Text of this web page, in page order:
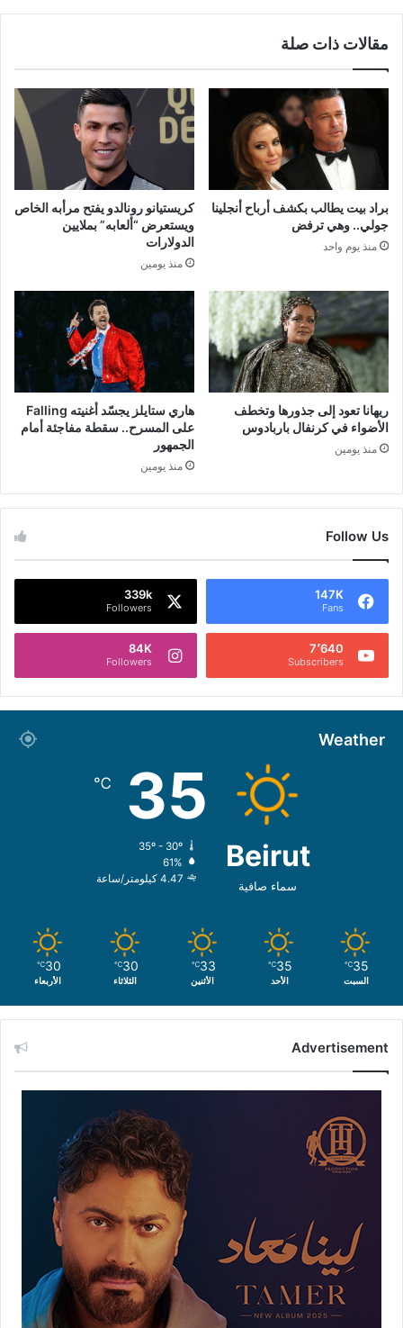
مقالات ذات صلة
براد بيت يطالب بكشف أرباح أنجلينا
جولي.. وهي ترفض
منذ يوم واحد
كريستيانو رونالدو يفتح مرأبه الخاص
ويستعرض “ألعابه” بملايين
الدولارات
منذ يومين
ريهانا تعود إلى جذورها وتخطف
الأضواء في كرنفال باربادوس
منذ يومين
هاري ستايلز يجسّد أغنيته Falling
على المسرح.. سقطة مفاجئة أمام
الجمهور
منذ يومين
Follow Us
147K
Fans
339k
Followers
7٬640
Subscribers
84K
Followers
Weather
Beirut
سماء صافية
35
℃
35º - 30º
61%
4.47 كيلومتر/ساعة
35
℃
السبت
35
℃
الأحد
33
℃
الأثنين
30
℃
الثلاثاء
30
℃
الأربعاء
Advertisement